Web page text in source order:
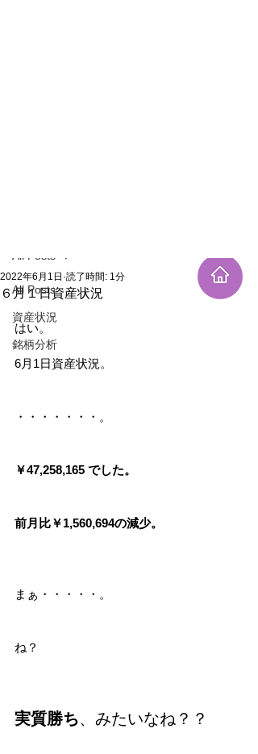
All Posts
資産状況
銘柄分析
All Posts
６月１日資産状況
2022年6月1日 読了時間: 1分
はい。
6月1日資産状況。
・・・・・・・。
￥47,258,165 でした。
前月比￥1,560,694の減少。
まぁ・・・・・。
ね？
実質勝ち、みたいなね？？